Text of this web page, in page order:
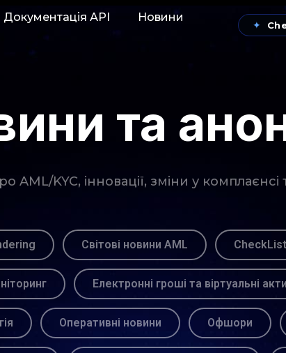
Документація АРІ Новини
✦
та
AML/KYC, інновації, зміни у комплаєнсі
Світові новини AML
Електронні гроші та віртуальні
Оперативні новини Офшори